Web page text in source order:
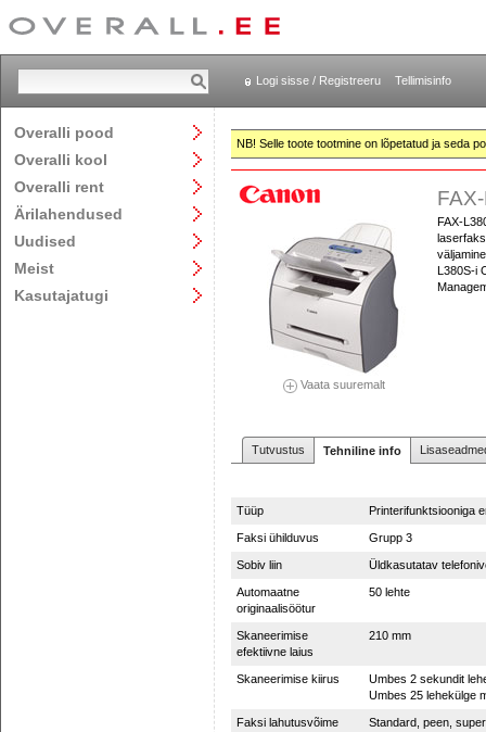
Logi sisse / Registreeru Tellimisinfo
Overalli pood
Overalli kool
Overalli rent
Ärilahendused
Uudised
Meist
Kasutajatugi
NB! Selle toote tootmine on lõpetatud ja seda
Vaata suuremalt
FAX-
L380S-i
Tutvustus Tehniline info
Tüüp Printerifunktsiooniga
Faksi ühilduvus Grupp 3
Sobiv liin Üldkasutatav
Automaatne
originaalisöötur
50 lehte
Skaneerimise
efektiivne laius
210 mm
Skaneerimise kiirus
Umbes 2 sekundit
Umbes 25 lehekülge
Faksi lahutusvõime Standard, peen,